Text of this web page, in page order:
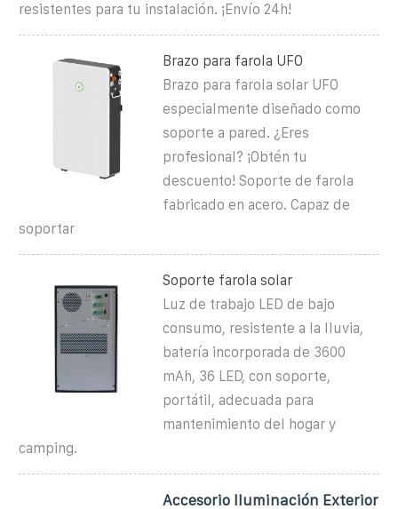
resistentes para tu instalación. ¡Envío 24h!
Brazo para farola UFO
Brazo para farola solar UFO
especialmente diseñado como
soporte a pared. ¿Eres
profesional? ¡Obtén tu
descuento! Soporte de farola
fabricado en acero. Capaz de
soportar
Soporte farola solar
Luz de trabajo LED de bajo
consumo, resistente a la lluvia,
batería incorporada de 3600
mAh, 36 LED, con soporte,
portátil, adecuada para
mantenimiento del hogar y
camping.
Accesorio Iluminación Exterior